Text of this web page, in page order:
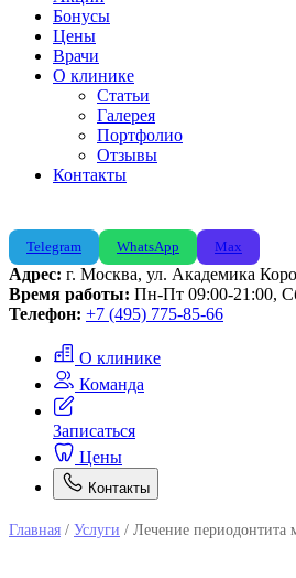
Бонусы
Цены
Врачи
О клинике
Статьи
Галерея
Портфолио
Отзывы
Контакты
Telegram WhatsApp Max
Адрес: г. Москва, ул. Академика
Время работы: Пн-Пт 09:00-21:00,
Телефон: +7 (495) 775-85-66
О клинике
Команда
Записаться
Цены
Контакты
Главная / Услуги / Лечение периодонтита